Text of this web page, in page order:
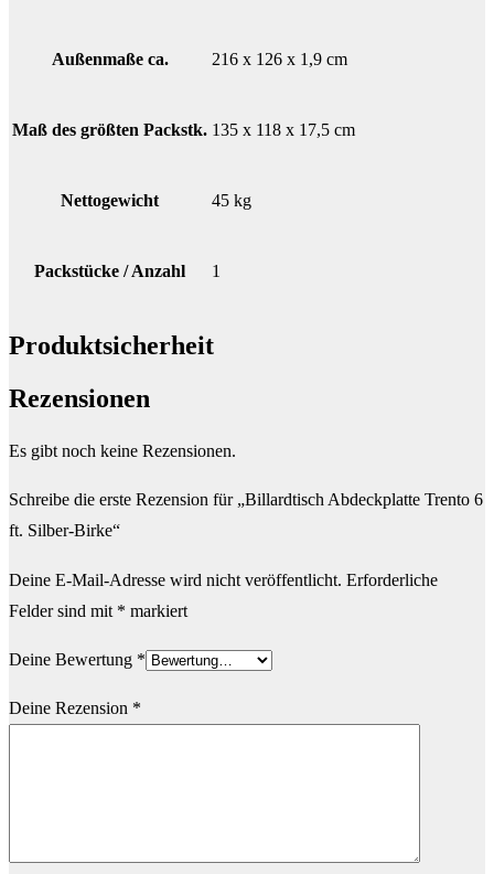
Außenmaße ca. 216 x 126 x 1,9 cm
Maß des größten Packstk. 135 x 118 x 17,5 cm
Nettogewicht 45 kg
Packstücke / Anzahl 1
Produktsicherheit
Rezensionen
Es gibt noch keine Rezensionen.
Schreibe die erste Rezension für „Billardtisch Abdeckplatte Trento 6
ft. Silber-Birke“
Deine E-Mail-Adresse wird nicht veröffentlicht. Erforderliche
Felder sind mit * markiert
Deine Bewertung *
Deine Rezension *